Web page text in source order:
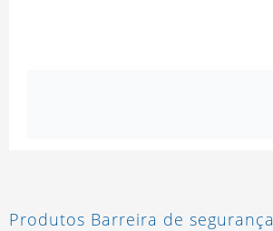
Produtos Barreira de segurança